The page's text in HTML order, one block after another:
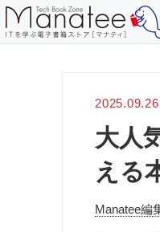
2025.09.26
大人
える
Manatee編